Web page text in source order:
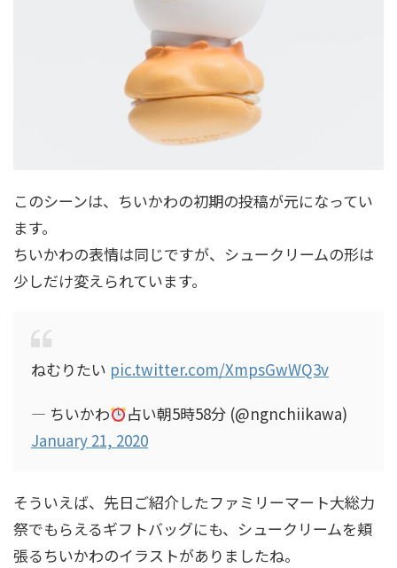
このシーンは、ちいかわの初期の投稿が元になってい
ます。
ちいかわの表情は同じですが、シュークリームの形は
少しだけ変えられています。
ねむりたい pic.twitter.com/XmpsGwWQ3v
— ちいかわ
占い朝5時58分 (@ngnchiikawa)
January 21, 2020
そういえば、先日ご紹介したファミリーマート大総力
祭でもらえるギフトバッグにも、シュークリームを頬
張るちいかわのイラストがありましたね。